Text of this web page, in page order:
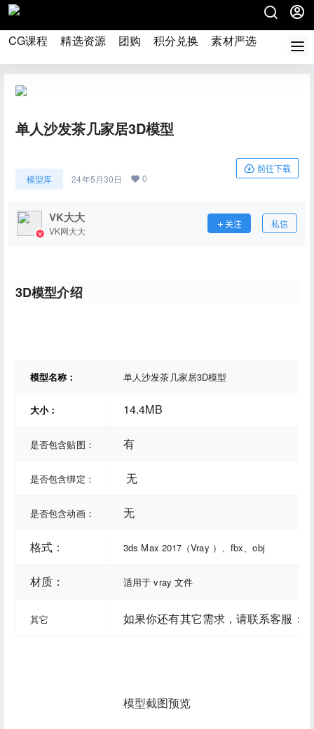
CG课程 精选资源 团购 积分兑换 素材严选 论坛
单人沙发茶几家居3D模型
模型库 24年5月30日 0
前往下载
VK大大
VK网大大
关注 私信
3D模型介绍
模型名称： 单人沙发茶几家居3D模型
大小： 14.4MB
是否包含贴图： 有
是否包含绑定： 无
是否包含动画： 无
格式： 3ds Max 2017（Vray ）、fbx、obj
材质： 适用于 vray 文件
其它 如果你还有其它需求，请联系客服：
模型截图预览